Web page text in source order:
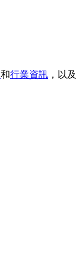
和行業資訊 ，以及